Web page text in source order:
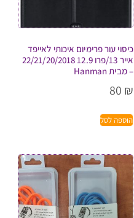
כיסוי עור פרימיום איכותי לאייפד
אייר 13/פרו 12.9 22/21/20/2018
– מבית Hanman
80 ₪
הוספה לסל